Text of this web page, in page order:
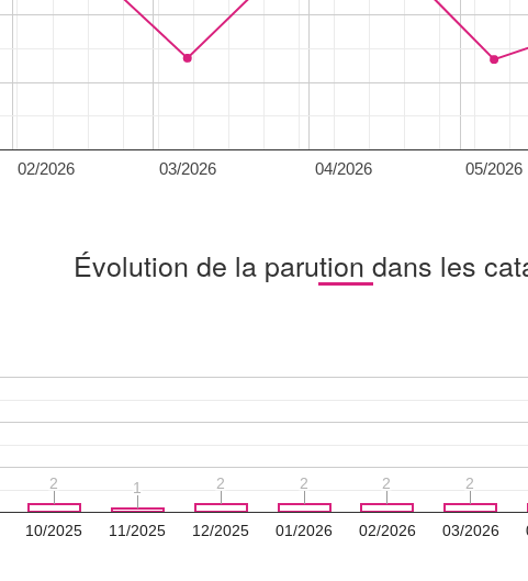
02/2026 03/2026 04/2026 05/2026
Évolution de la parution dans les
10/2025 11/2025 12/2025 01/2026 02/2026 03/2026
2
2 11 2
2 2
2 2
2 2
2